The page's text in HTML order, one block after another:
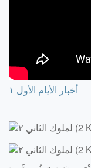
أخبار الأيام الأول ١